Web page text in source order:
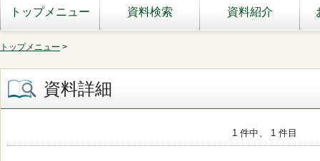
トップメニュー 資料検索 資料紹介
トップメニュー >
資料詳細
1 件中、 1 件目